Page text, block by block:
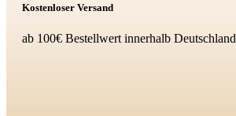
Kostenloser Versand
ab 100€ Bestellwert innerhalb Deutschland